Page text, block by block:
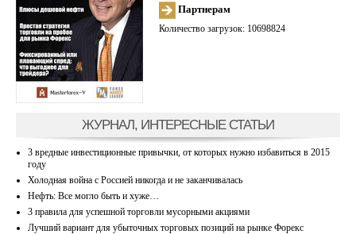
Партнерам
Количество загрузок: 10698824
ЖУРНАЛ, ИНТЕРЕСНЫЕ СТАТЬИ
3 вредные инвестиционные привычки, от которых нужно избавиться в 2015
году
Холодная война с Россией никогда и не заканчивалась
Нефть: Все могло быть и хуже…
3 правила для успешной торговли мусорными акциями
Лучший вариант для убыточных торговых позиций на рынке Форекс